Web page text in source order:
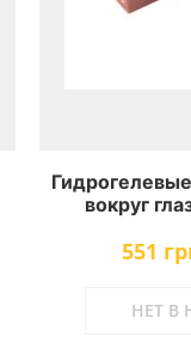
вокруг
551
НЕТ В